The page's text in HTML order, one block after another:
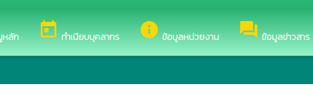
หลัก today ทำเนียบบุคลากร info ข้อมูลหน่วยงาน forum ข้อมูลข่าวสาร
อง เทศบาลตำบลหนองไผ่